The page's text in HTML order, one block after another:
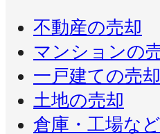
不動産の売却
マンションの
一戸建ての売却
土地の売却
倉庫・工場な